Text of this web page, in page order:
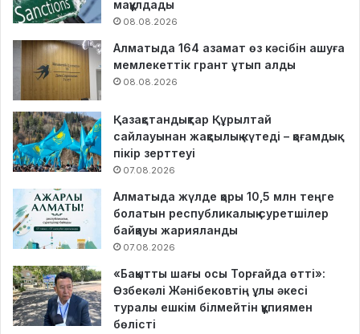
мақұлдады
08.08.2026
Алматыда 164 азамат өз кәсібін ашуға
мемлекеттік грант ұтып алды
08.08.2026
Қазақстандықтар Құрылтай
сайлауынан жақсылық күтеді – қоғамдық
пікір зерттеуі
07.08.2026
Алматыда жүлде қоры 10,5 млн теңге
болатын республикалық суретшілер
байқауы жарияланды
07.08.2026
«Бақытты шағы осы Торғайда өтті»:
Өзбекәлі Жәнібековтің ұлы әкесі
туралы ешкім білмейтін құпиямен
бөлісті